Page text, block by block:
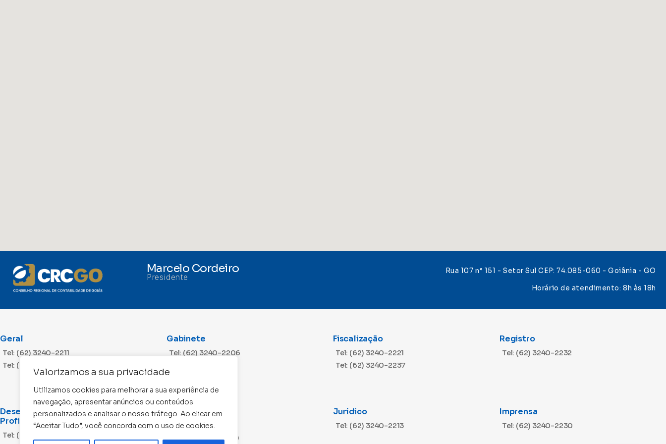
Valorizamos a sua privacidade
Utilizamos cookies para melhorar a sua experiência de
navegação, apresentar anúncios ou conteúdos
personalizados e analisar o nosso tráfego. Ao clicar em
“Aceitar Tudo”, você concorda com o uso de cookies.
Marcelo Cordeiro
Presidente
Rua 107 n° 151 - Setor Sul CEP: 74.085-060 - Goiânia - GO
Horário de atendimento: 8h às 18h
Geral
Tel: (62) 3240-2211
Tel: (62) 3240-2212
Gabinete
Tel: (62) 3240-2206
Fiscalização
Tel: (62) 3240-2221
Tel: (62) 3240-2237
Registro
Tel: (62) 3240-2232
Desenvolvimento
Profissional
Tel: (62) 3240-2203
Cobrança
Tel: (62) 3240-2216
Tel: (62) 3240-2229
Jurídico
Tel: (62) 3240-2213
Imprensa
Tel: (62) 3240-2230